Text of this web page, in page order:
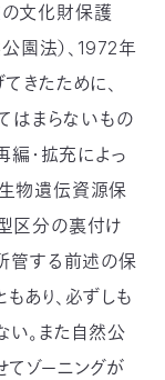
文化財保護
園法）、1972年
きたために、
はまらないもの
・拡充によっ
物遺伝資源保
区分の裏付け
管する前述の保
あり、必ずしも
。また自然公
ゾーニングが